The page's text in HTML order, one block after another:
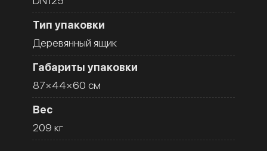
Тип упаковки
Деревянный ящик
Габариты упаковки
87×44×60 см
Вес
209 кг